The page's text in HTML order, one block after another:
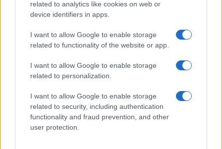
related to analytics like cookies on web or
device identifiers in apps.
I want to allow Google to enable storage
related to functionality of the website or app.
I want to allow Google to enable storage
related to personalization.
I want to allow Google to enable storage
related to security, including authentication
functionality and fraud prevention, and other
user protection.
Országos hírek
Itt az ÉVOSZ megoldása a hőhullámok és